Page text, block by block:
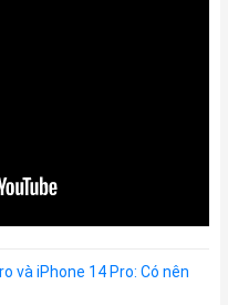
và iPhone 14 Pro: Có nên